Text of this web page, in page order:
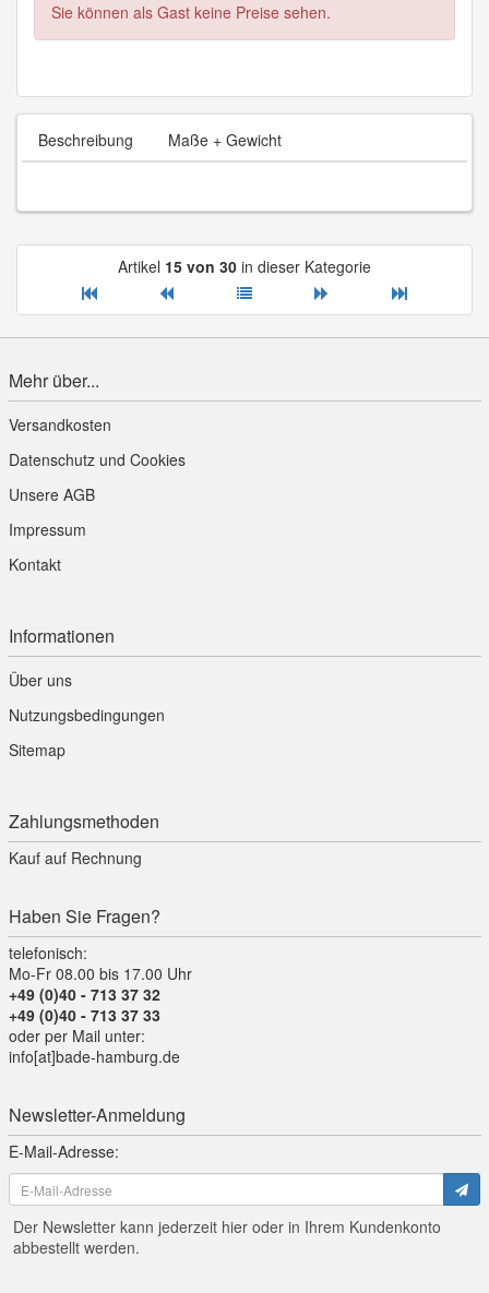
Sie können als Gast keine Preise sehen.
Beschreibung Maße + Gewicht
Artikel 15 von 30 in dieser Kategorie
Mehr über...
Versandkosten
Datenschutz und Cookies
Unsere AGB
Impressum
Kontakt
Informationen
Über uns
Nutzungsbedingungen
Sitemap
Zahlungsmethoden
Kauf auf Rechnung
Haben Sie Fragen?
telefonisch:
Mo-Fr 08.00 bis 17.00 Uhr
+49 (0)40 - 713 37 32
+49 (0)40 - 713 37 33
oder per Mail unter:
info[at]bade-hamburg.de
Newsletter-Anmeldung
E-Mail-Adresse:
Der Newsletter kann jederzeit hier oder in Ihrem Kundenkonto
abbestellt werden.